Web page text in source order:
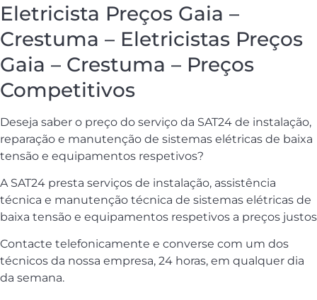
Eletricista Preços Gaia –
Crestuma – Eletricistas Preços
Gaia – Crestuma – Preços
Competitivos
Deseja saber o preço do serviço da SAT24 de instalação,
reparação e manutenção de sistemas elétricas de baixa
tensão e equipamentos respetivos?
A SAT24 presta serviços de instalação, assistência
técnica e manutenção técnica de sistemas elétricas de
baixa tensão e equipamentos respetivos a preços justos
Contacte telefonicamente e converse com um dos
técnicos da nossa empresa, 24 horas, em qualquer dia
da semana.